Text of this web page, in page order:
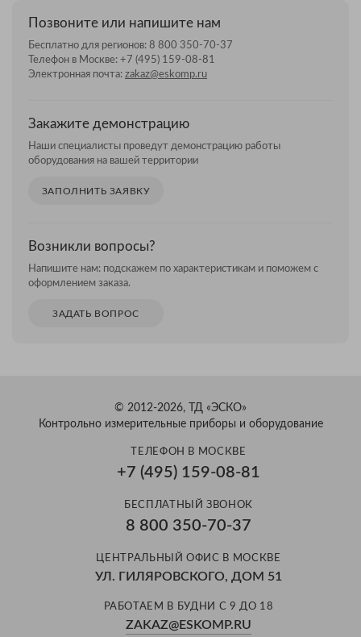
Позвоните или напишите нам
Бесплатно для регионов: 8 800 350-70-37
Телефон в Москве: +7 (495) 159-08-81
Электронная почта: zakaz@eskomp.ru
Закажите демонстрацию
Наши специалисты проведут демонстрацию работы
оборудования на вашей территории
ЗАПОЛНИТЬ ЗАЯВКУ
Возникли вопросы?
Напишите нам: подскажем по характеристикам и поможем с
оформлением заказа.
ЗАДАТЬ ВОПРОС
© 2012-2026, ТД «ЭСКО»
Контрольно измерительные приборы и оборудование
ТЕЛЕФОН В МОСКВЕ
+7 (495) 159-08-81
БЕСПЛАТНЫЙ ЗВОНОК
8 800 350-70-37
ЦЕНТРАЛЬНЫЙ ОФИС В МОСКВЕ
УЛ. ГИЛЯРОВСКОГО, ДОМ 51
РАБОТАЕМ В БУДНИ С 9 ДО 18
ZAKAZ@ESKOMP.RU